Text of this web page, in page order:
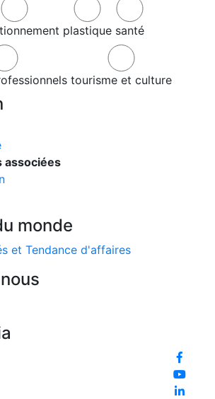
plastique santé
tourisme et culture
associées
monde
et Tendance d'affaires